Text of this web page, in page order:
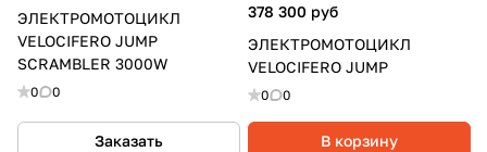
ЭЛЕКТРОМОТОЦИКЛ
VELOCIFERO JUMP
SCRAMBLER 3000W
0 0
Заказать
378 300 руб
ЭЛЕКТРОМОТОЦИКЛ
VELOCIFERO JUMP
0 0
В корзину